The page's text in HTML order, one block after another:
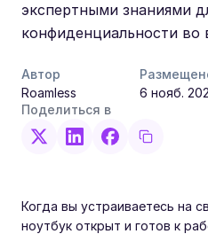
экспертными знаниями
конфиденциальности во
Автор
Roamless
6 нояб.
Поделиться в
Когда вы устраиваетесь на
ноутбук открыт и готов к